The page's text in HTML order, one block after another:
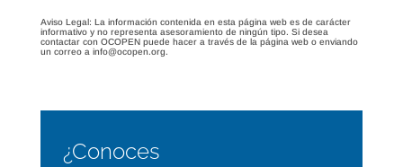
Aviso Legal: La información contenida en esta página web es de carácter
informativo y no representa asesoramiento de ningún tipo. Si desea
contactar con OCOPEN puede hacer a través de la página web o enviando
un correo a info@ocopen.org.
¿Conoces